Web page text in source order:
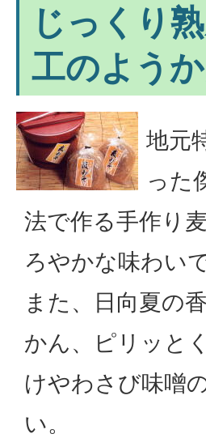
じっくり
工のよう
地元
った
法で作る手作り
ろやかな味わい
また、日向夏の
かん、ピリッと
けやわさび味噌
い。